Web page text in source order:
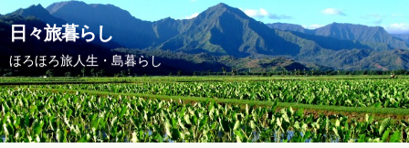
日々旅暮らし
ほろほろ旅人生・島暮らし